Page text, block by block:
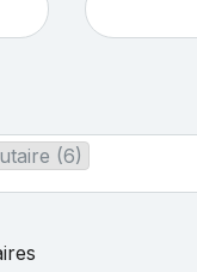
(6)